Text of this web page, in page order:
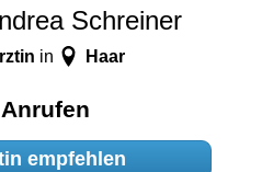
Schreiner
in Haar
Anrufen
empfehlen